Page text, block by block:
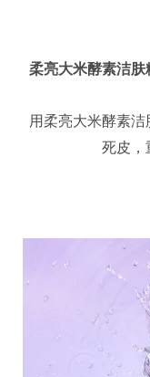
柔亮大米酵素洁
用柔亮大米酵素
死皮，